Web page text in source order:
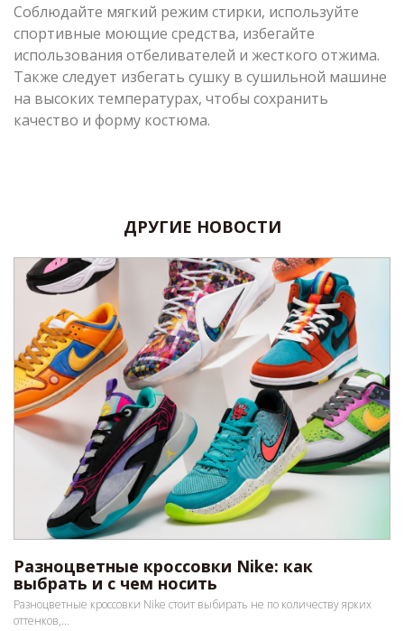
Соблюдайте мягкий режим стирки, используйте
спортивные моющие средства, избегайте
использования отбеливателей и жесткого отжима.
Также следует избегать сушку в сушильной машине
на высоких температурах, чтобы сохранить
качество и форму костюма.
ДРУГИЕ НОВОСТИ
Разноцветные кроссовки Nike: как
выбрать и с чем носить
Разноцветные кроссовки Nike стоит выбирать не по количеству ярких
оттенков,...